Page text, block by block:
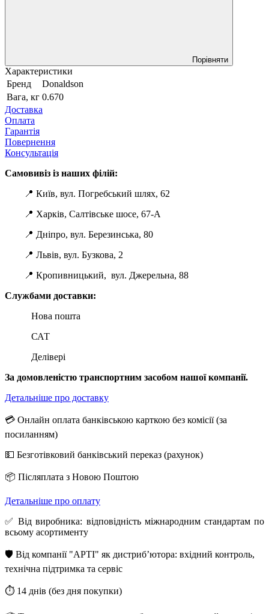
Порівняти
Характеристики
Бренд
Donaldson
Вага, кг 0.670
Доставка
Оплата
Гарантія
Повернення
Консультація
Самовивіз із наших філій:
📍 Київ, вул. Погребський шлях, 62
📍 Харків, Салтівське шосе, 67-А
📍 Дніпро, вул. Березинська, 80
📍 Львів, вул. Бузкова, 2
📍 Кропивницький, вул. Джерельна, 88
Службами доставки:
Нова пошта
САТ
Делівері
За домовленістю транспортним засобом нашої компанії.
Детальніше про доставку
💳 Онлайн оплата банківською карткою без комісії (за
посиланням)
💵 Безготівковий банківський переказ (рахунок)
📦 Післяплата з Новою Поштою
Детальніше про оплату
✅ Від виробника: відповідність міжнародним стандартам по
всьому асортименту
🛡️ Від компанії "АРТІ" як дистриб’ютора: вхідний контроль,
технічна підтримка та сервіс
⏱️ 14 днів (без дня покупки)